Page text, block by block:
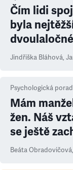
Čím lidi
byla
Jindřiška Bláhová,
Psychologická
Mám
žen. Náš
se ještě
Beáta Obradovičová,